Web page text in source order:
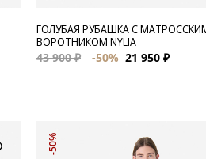
ГОЛУБАЯ РУБАШКА С
ВОРОТНИКОМ NYLIA
43 900 ₽
-50% 21 950 ₽
-50%